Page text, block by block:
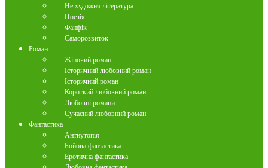
Не художня література
Поезія
Фанфік
Саморозвиток
Роман
Жіночий роман
Історичний любовний роман
Історичний роман
Короткий любовний роман
Любовні романи
Сучасний любовний роман
Фантастика
Антиутопія
Бойова фантастика
Еротична фантастика